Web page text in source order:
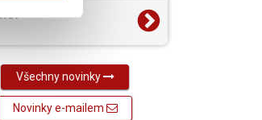
Všechny novinky
Novinky e-mailem